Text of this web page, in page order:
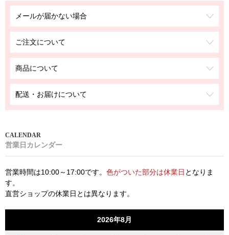
メールが届かない場合
ご注文について
商品について
配送・お届けについて
営業日カレンダー
営業時間は10:00～17:00です。 色がついた部分は休業日 となりま
す。
直営ショップの休業日とは異なります。
2026年8月